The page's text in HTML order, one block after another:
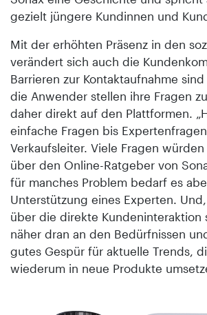
gezielt jüngere Kundinnen und
Mit der erhöhten Präsenz in den
verändert sich auch die
Barrieren zur Kontaktaufnahme
die Anwender stellen ihre Fragen
daher direkt auf den Plattformen.
einfache Fragen bis
Verkaufsleiter. Viele Fragen
über den Online-Ratgeber von
für manches Problem bedarf es
Unterstützung eines Experten.
über die direkte Kundeninteraktion
näher dran an den Bedürfnissen
gutes Gespür für aktuelle Trends,
wiederum in neue Produkte